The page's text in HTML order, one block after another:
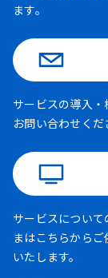
ます。
サービスの導入
お問い合わせくだ
サービスについ
まはこちらから
いたします。